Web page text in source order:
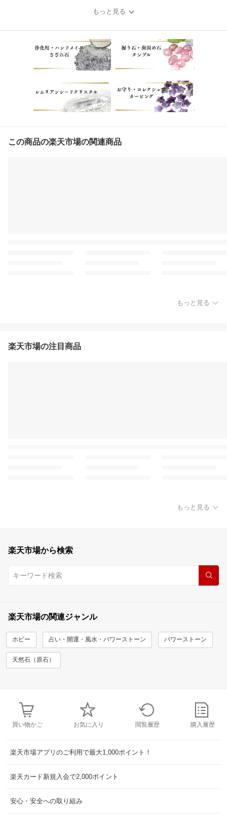
もっと見る
この商品の楽天市場の関連商品
もっと見る
楽天市場の注目商品
もっと見る
楽天市場から検索
楽天市場の関連ジャンル
ホビー 占い・開運・風水・パワーストーン パワーストーン
天然石（原石）
買い物かご お気に入り 閲覧履歴 購入履歴
楽天市場アプリのご利用で最大1,000ポイント！
楽天カード新規入会で2,000ポイント
安心・安全への取り組み